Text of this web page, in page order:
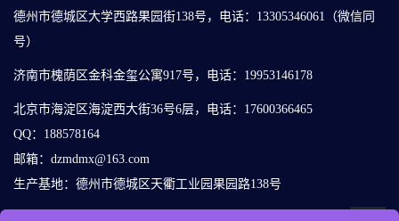
德州市德城区大学西路果园街138号，电话：13305346061（微信同
号）
济南市槐荫区金科金玺公寓917号，电话：19953146178
北京市海淀区海淀西大街36号6层，电话：17600366465
QQ：188578164
邮箱：dzmdmx@163.com
生产基地：德州市德城区天衢工业园果园路138号